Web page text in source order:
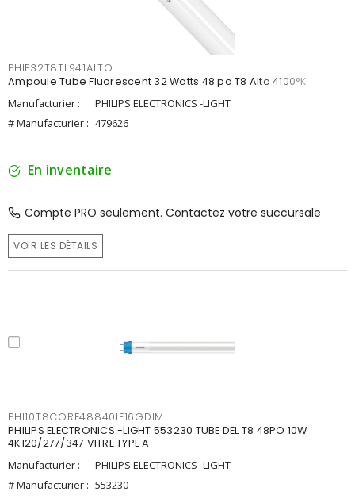
PHIF32T8TL941ALTO
Ampoule Tube Fluorescent 32 Watts 48 po T8 Alto 4100°K
Manufacturier :
PHILIPS ELECTRONICS -LIGHT
# Manufacturier : 479626
En inventaire
Compte PRO seulement. Contactez votre succursale
VOIR LES DÉTAILS
PHI10T8CORE48840IF16GDIM
PHILIPS ELECTRONICS -LIGHT 553230 TUBE DEL T8 48PO 10W
4K120/277/347 VITRE TYPE A
Manufacturier :
PHILIPS ELECTRONICS -LIGHT
# Manufacturier : 553230